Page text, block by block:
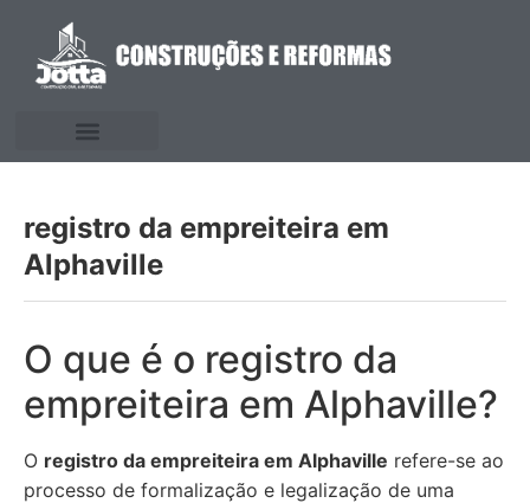
registro da empreiteira em
Alphaville
O que é o registro da
empreiteira em Alphaville?
O registro da empreiteira em Alphaville refere-se ao
processo de formalização e legalização de uma